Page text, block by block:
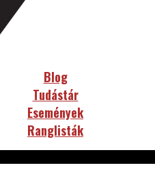
Blog
Tudástár
Események
Ranglisták